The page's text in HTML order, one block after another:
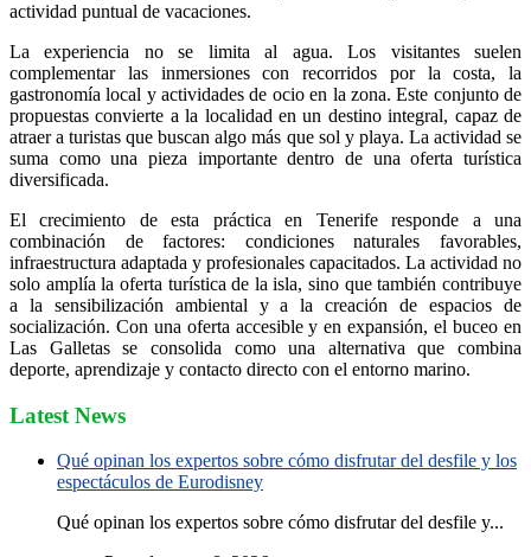
actividad puntual de vacaciones.
La experiencia no se limita al agua. Los visitantes suelen
complementar las inmersiones con recorridos por la costa, la
gastronomía local y actividades de ocio en la zona. Este conjunto de
propuestas convierte a la localidad en un destino integral, capaz de
atraer a turistas que buscan algo más que sol y playa. La actividad se
suma como una pieza importante dentro de una oferta turística
diversificada.
El crecimiento de esta práctica en Tenerife responde a una
combinación de factores: condiciones naturales favorables,
infraestructura adaptada y profesionales capacitados. La actividad no
solo amplía la oferta turística de la isla, sino que también contribuye
a la sensibilización ambiental y a la creación de espacios de
socialización. Con una oferta accesible y en expansión, el buceo en
Las Galletas se consolida como una alternativa que combina
deporte, aprendizaje y contacto directo con el entorno marino.
Latest News
Qué opinan los expertos sobre cómo disfrutar del desfile y los
espectáculos de Eurodisney
Qué opinan los expertos sobre cómo disfrutar del desfile y...